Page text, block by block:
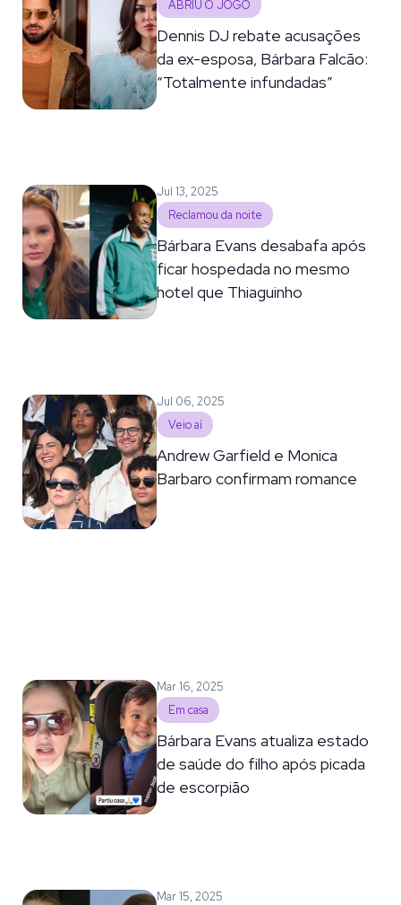
ABRIU O JOGO
Dennis DJ rebate acusações
da ex-esposa, Bárbara Falcão:
“Totalmente infundadas”
Jul 13, 2025
Reclamou da noite
Bárbara Evans desabafa após
ficar hospedada no mesmo
hotel que Thiaguinho
Jul 06, 2025
Veio aí
Andrew Garfield e Monica
Barbaro confirmam romance
Mar 16, 2025
Em casa
Bárbara Evans atualiza estado
de saúde do filho após picada
de escorpião
Mar 15, 2025